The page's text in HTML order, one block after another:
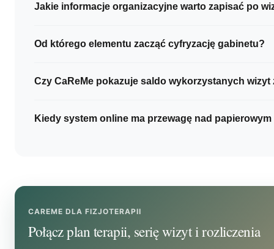
Jakie informacje organizacyjne warto zapisać po
status płatności oraz krótka notatka techniczna,
Od którego elementu zacząć cyfryzację gabinetu?
na przykład rezerwacji, przypomnień, zmian
Czy CaReMe pokazuje saldo wykorzystanych wizyt
innymi historię wizyt, kalendarz i statusy
Kiedy system online ma przewagę nad
CAREME DLA FIZJOTERAPII
Połącz plan terapii, serię wizyt i rozliczenia